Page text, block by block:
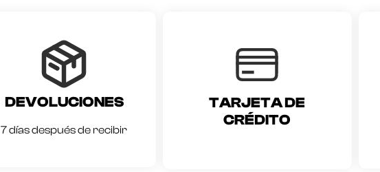
DEVOLUCIONES
7 días después de recibir
TARJETA DE
CRÉDITO